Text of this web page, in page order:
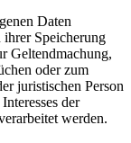
Daten
ihrer Speicherung
Geltendmachung,
oder zum
juristischen Person
der
werden.